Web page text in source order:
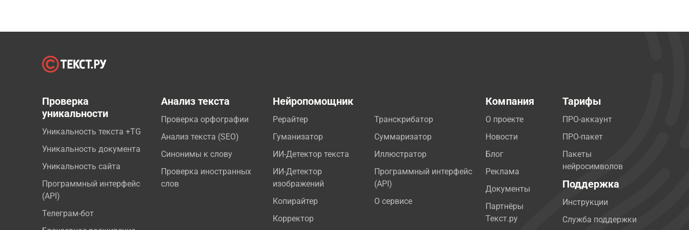
Проверка
уникальности
Уникальность текста +TG
Уникальность документа
Уникальность сайта
Программный интерфейс
(API)
Телеграм-бот
Анализ текста
Проверка орфографии
Анализ текста (SEO)
Синонимы к слову
Проверка иностранных
слов
Нейропомощник
Рерайтер
Гуманизатор
ИИ-Детектор текста
ИИ-Детектор
изображений
Копирайтер
Корректор
Транскрибатор
Суммаризатор
Иллюстратор
Программный интерфейс
(API)
О сервисе
Компания
О проекте
Новости
Блог
Реклама
Документы
Партнёры
Текст.ру
Тарифы
ПРО-аккаунт
ПРО-пакет
Пакеты
нейросимволов
Поддержка
Инструкции
Служба поддержки